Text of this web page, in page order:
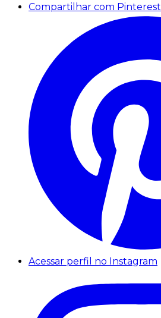
Compartilhar com Pinterest
Acessar perfil no Instagram